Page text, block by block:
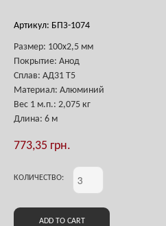
Артикул: БПЗ-1074
Размер: 100х2,5 мм
Покрытие: Анод
Сплав: АД31 Т5
Материал: Алюминий
Вес 1 м.п.: 2,075 кг
Длина: 6 м
773,35 грн.
КОЛИЧЕСТВО:
ADD TO CART